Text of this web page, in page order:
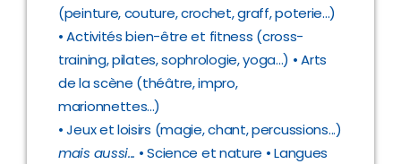
(peinture, couture, crochet, graff, poterie...)
•Activités bien-être et fitness (cross-
training, pilates, sophrologie, yoga...) • Arts
de la scène (théâtre, impro,
marionnettes...)
• Jeux et loisirs (magie, chant, percussions...)
mais aussi... • Science et nature • Langues